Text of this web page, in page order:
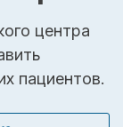
центра
пациентов.